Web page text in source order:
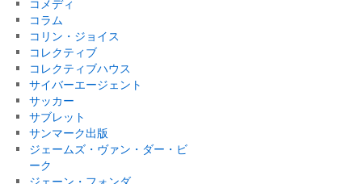
コメディ
コラム
コリン・ジョイス
コレクティブ
コレクティブハウス
サイバーエージェント
サッカー
サブレット
サンマーク出版
ジェームズ・ヴァン・ダー・ビ
ーク